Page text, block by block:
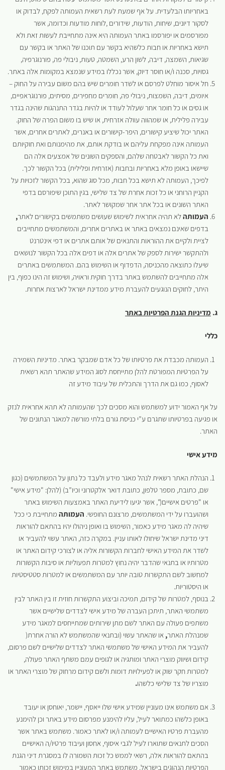
באחריותו הבלעדית. על אף שמעת לעת רשאית העמותה לפקח, לבדוק או
לסקור דיונים, שיחות, הודעות, שידורים ,לוחות מודעות וכדומה, אשר
מפורסמים או יפורסמו באתר העמותה היא אינה מתחייבת לעשות זאת ולא
תישא באחריות או חבות כלשהיא בקשר עם תוכנו של האתר או בקשר עם
שגיאות, השמצה, דיבה, לשון הרע, השמטה, טעות, ניבולי פה, פורנוגרפיה,
גסויות, סכנה ו/או חוסר דיוק, אשר נכללו במידע שנמצא במקומות אלה באתר.
חל איסור מוחלט לפרסם או לשדר חומרים שיש בהם משום עבירה על החוק –
איומים, דיבה, השמצות, ניבולי פה, חומרים מחפירים, מסיתים, פורנוגראפיים,
או גסים או כל חומר אחר שעלול לעודד או להיות בגדר התנהגות שהינה בגדר
עבירה פלילית, או שמהווה עוולה אזרחית, או שיש בו משום הפרה של החוק.
האתר יכול שיציע קישורים, היפר-קישורים או באנרים, לאתרים אחרים, אשר
העמותה אינה מפקחת עליהם או בודקת אותם, את מהימנותם ואת חוקיותם
ואת כל הקשור לאבטחה שלהם, והספקים השונים של אמצעים אלה הם
שיישאו באופן מלא באחריות ובחבות (אזרחית ופלילית) בכל הקשור לכך.
לפיכך, העמותה לא תישא בכל חבות, מכל סוג שהוא, בכל הקשור לזכויות על
הקניין הרוחני או כל זכות אחרת של צד שלישי, בגין התוכן שיפורסם בדפי
האתר השונים או בכל אתר אחר שמקושר לאתר.
העמותהלא תהיה אחראית לשימוש שעושים משתמשים בקישורים לאתר,
בדפים שאינם נמצאים באתר או באתרים אחרים, והמשתמשים מתחייבים
לציית ולקיים את ההוראות והתנאים של אותם אתרים או דפי אינטרנט
ולהתקשר ישירות לספק של אתרים אלה או דפים אלה בכל הקשור לנושאים
שיעלו כתוצאה מהכניסה, הדפדוף או השימוש בהם. המשתמשים באתרים
אלה מתחייבים להשתמש באתר בדרך חוקית וראויה, ושימוש זה הינו כפוף, בין
היתר, לחוקים הנוגעים להעברת מידע ממדינת ישראל לארצות אחרות.
ג. מדיניות הגנת הפרטיות באתר
כללי
העמותה מכבדת את פרטיותו של כל אדם שמבקר באתר. מדיניות השמירה
על הפרטיות המפורטת להלן מתייחסת לסוג המידע שהאתר תהא רשאית
לאסוף, כמו גם את הדרך והתכלית של עיבוד מידע זה
על אף האמור ידוע למשתמש והוא מסכים לכך שהעמותה לא תהא אחראית לנזק
או פגיעה בפרטיותו שתגרם ע”י כניסת גורם בלתי מורשה למאגר הנתונים של
האתר.
מידע אישי
הנהלת האתר רשאית לנהל מאגר מידע ולעבד כל נתון על המשתמשים (כגון
שם, כתובת, מספר טלפון, כתובת דואר אלקטרוני וכיו”ב) (להלן: "מידע אישי"
או "פרטים אישיים(", אשר יגיעו לידיעת האתר באמצעות השימוש באתר
ושהועברו על ידי המשתמשים, מרצונם החופשי. העמותה מתחייבת כי ככל
שיהיה לה מאגר מידע כאמור, השימוש בו ואופן ניהולו יהיו בהתאם להוראות
דיני מדינת ישראל שיחולו לאותו עניין. במקרה כזה, האתר עשוי להעביר או
לשדר את המידע האישי לחברות הקשורות אליה או לצורכי קידום האתר או
מטרותיו או בתנאי שהדבר יהיה נחוץ למטרות תפעוליות או סיבות הקשורות
למחשוב לשם התקשרות טובה יותר עם המשתמשים או למטרות סטטיסטיות
או היסטוריות.
בנוסף, למטרות של קידום, תמיכה וביצוע התקשרות חוזית זו בין האתר לבין
משתמשי האתר, תיתכן העברה של מידע אישי לצדדים שלישיים אשר
משתפים פעולה עם האתר לשם מתן שירותים שמתייחסים למאגר מידע
שמנהלת האתר, או שהאתר עשוי (ובתנאי שהמשתמש לא הורה אחרת(
להעביר את המידע האישי של משתמשי האתר לצדדים שלישיים לשם פרסום,
קידום ושיווק מוצרי האתר ומותגיה או לגופים עמם משתף האתר פעולה,
למטרות חקר שוק או לפעילויות דומות ולשם קידום מרחוק של מוצרי האתר או
מוצריו של צד שלישי כלשהו.
אם משתמש אינו מעוניין שמידע אישי שלו ייאסף, יישמר, יאוחסן או יעובד
באופן כלשהו כמתואר לעיל, עליו להימנע מפרסום מידע באתר וכן להימנע
מהעברת פרטיו האישיים לעמותה ו/או לאתר כאמור. משתמש באתר אשר
הסכים לתנאים שתוארו לעיל לגבי איסוף, אחסון ועיבוד פרטיו/ה האישיים
בהתאם להוראות אלה, רשאי לממש כל זכות השמורה לו במסגרת דיני הגנת
הפרטיות הנהוגים בישראל. משתמש באתר המעוניין במימוש זכותו כאמור